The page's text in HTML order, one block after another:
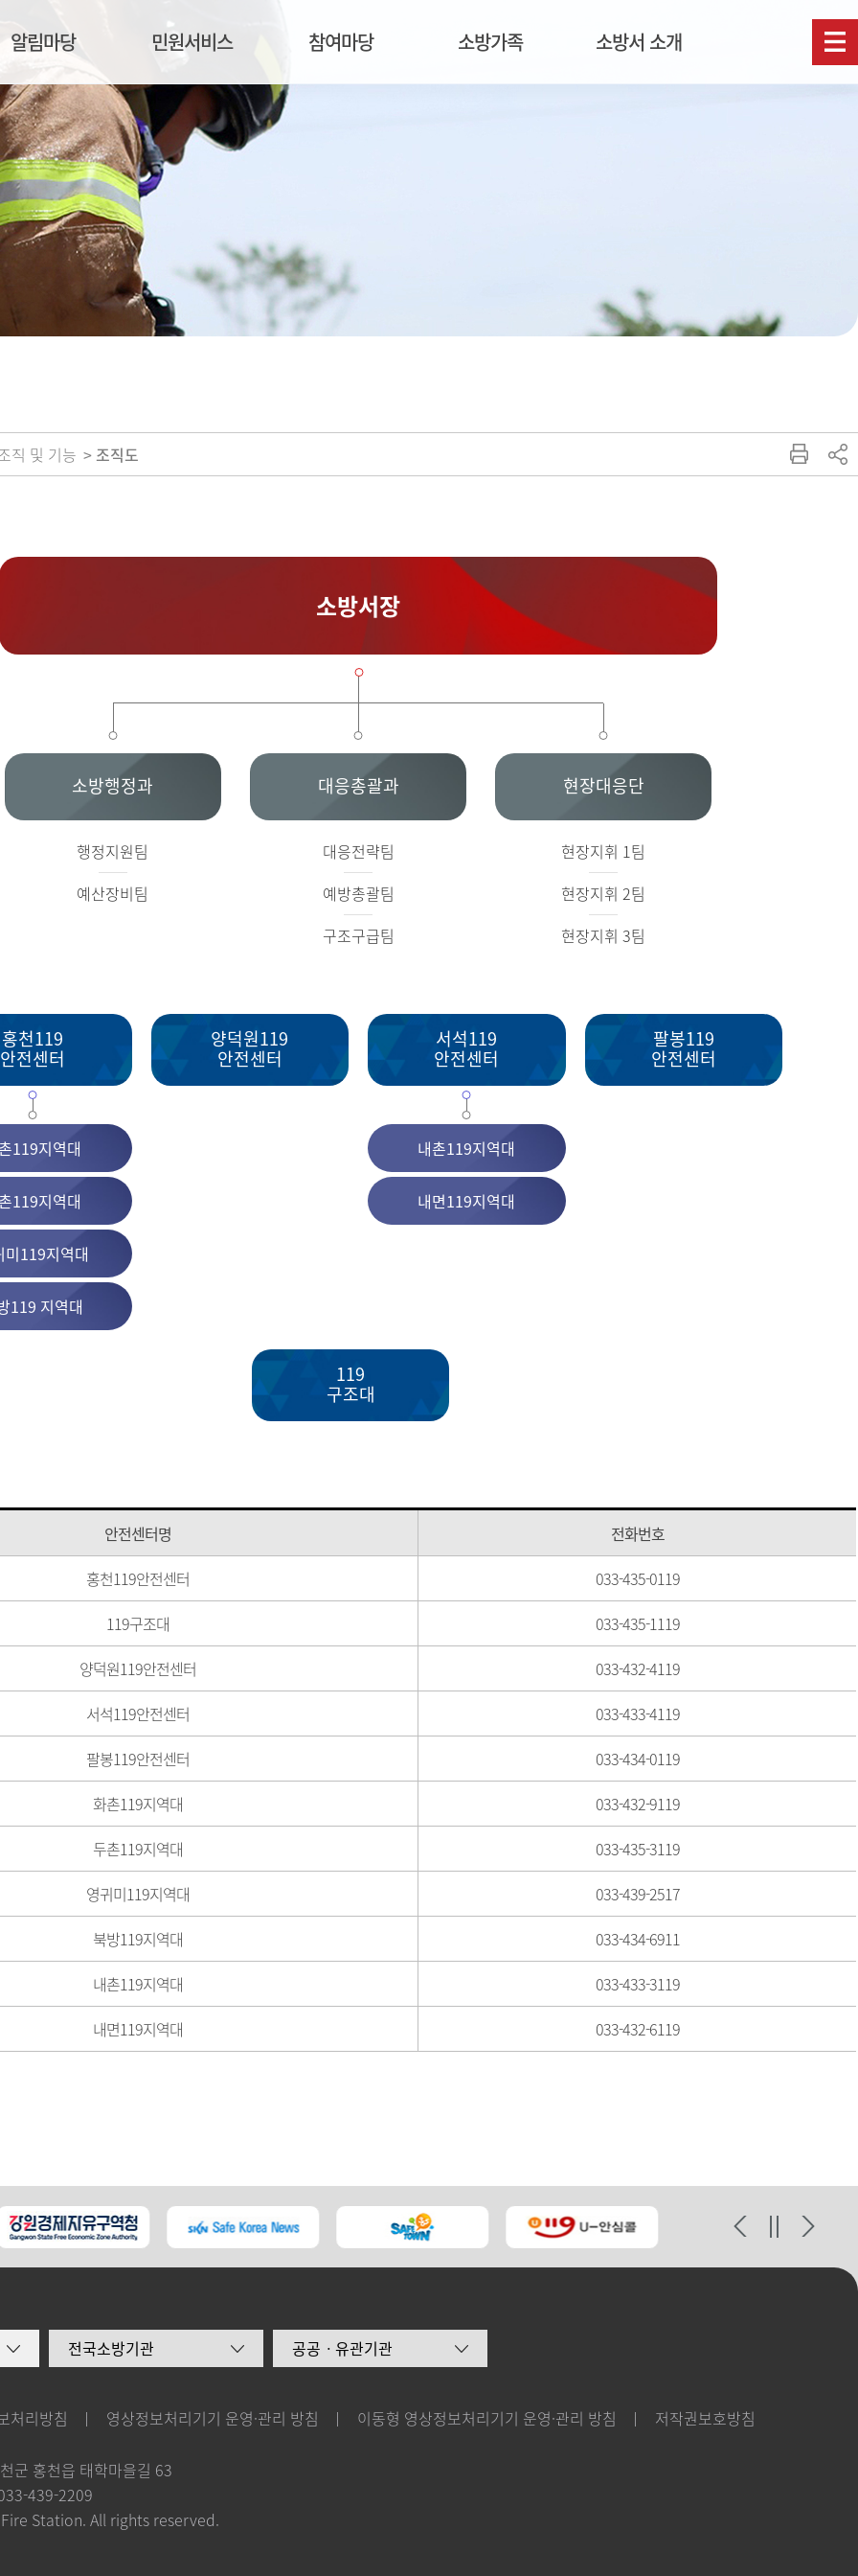
알림마당 민원서비스 참여마당 소방가족 소방서 소개
직 및 기능 조직도
소방서장
소방행정과
행정지원팀
예산장비팀
대응총괄과
대응전략팀
예방총괄팀
구조구급팀
현장대응단
현장지휘 1팀
현장지휘 2팀
현장지휘 3팀
홍천119
안전센터
119지역대
119지역대
미119지역대
119 지역대
양덕원119
안전센터
서석119
안전센터
내촌119지역대
내면119지역대
팔봉119
안전센터
119
구조대
안전센터명
전화번호
홍천119안전센터
033-435-0119
119구조대
033-435-1119
양덕원119안전센터
033-432-4119
서석119안전센터
033-433-4119
팔봉119안전센터
033-434-0119
화촌119지역대
033-432-9119
두촌119지역대
033-435-3119
영귀미119지역대
033-439-2517
북방119지역대
033-434-6911
내촌119지역대
033-433-3119
내면119지역대
033-432-6119
전국소방기관 공공ㆍ유관기관
처리방침 영상정보처리기기 운영·관리 방침 이동형 영상정보처리기기 운영·관리 방침 저작권보호방침
군 홍천읍 태학마을길 63
439-2209
Station. All rights reserved.